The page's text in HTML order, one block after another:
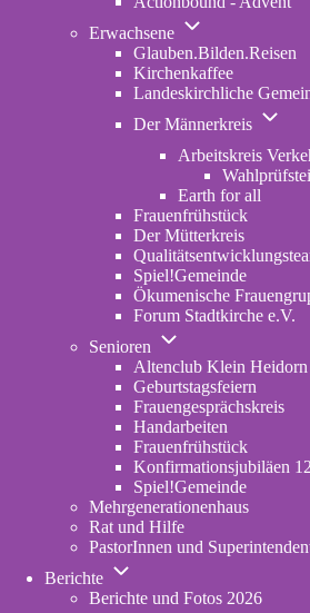
Erwachsene
Unternavigation
Erwachsene
Glauben.Bilden.Reisen
Kirchenkaffee
Landeskirchliche
Der Männerkreis
Der
Arbeitskreis
Earth for all
Frauenfrühstück
Der Mütterkreis
Spiel!Gemeinde
Ökumenische
Forum Stadtkirche e.V.
Senioren
Unternavigation
Senioren
Altenclub Klein Heidorn
Geburtstagsfeiern
Frauengesprächskreis
Handarbeiten
Frauenfrühstück
Konfirmationsjubiläen
Spiel!Gemeinde
Mehrgenerationenhaus
new
Rat und Hilfe
PastorInnen und
Berichte
Unternavigation
Berichte
Berichte und Fotos 2026